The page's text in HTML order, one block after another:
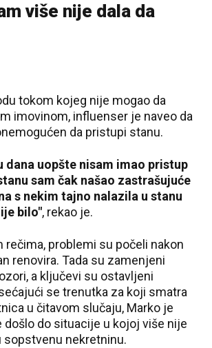
više nije dala da
tokom kojeg nije mogao da
imovinom, influenser je naveo da
da pristupi stanu.
dana uopšte nisam imao pristup
sam čak našao zastrašujuće
s nekim tajno nalazila u stanu
bilo", rekao je.
rečima, problemi su počeli nakon
renovira. Tada su zamenjeni
a ključevi su ostavljeni
se trenutka za koji smatra
u čitavom slučaju, Marko je
došlo do situacije u kojoj više nije
sopstvenu nekretninu.